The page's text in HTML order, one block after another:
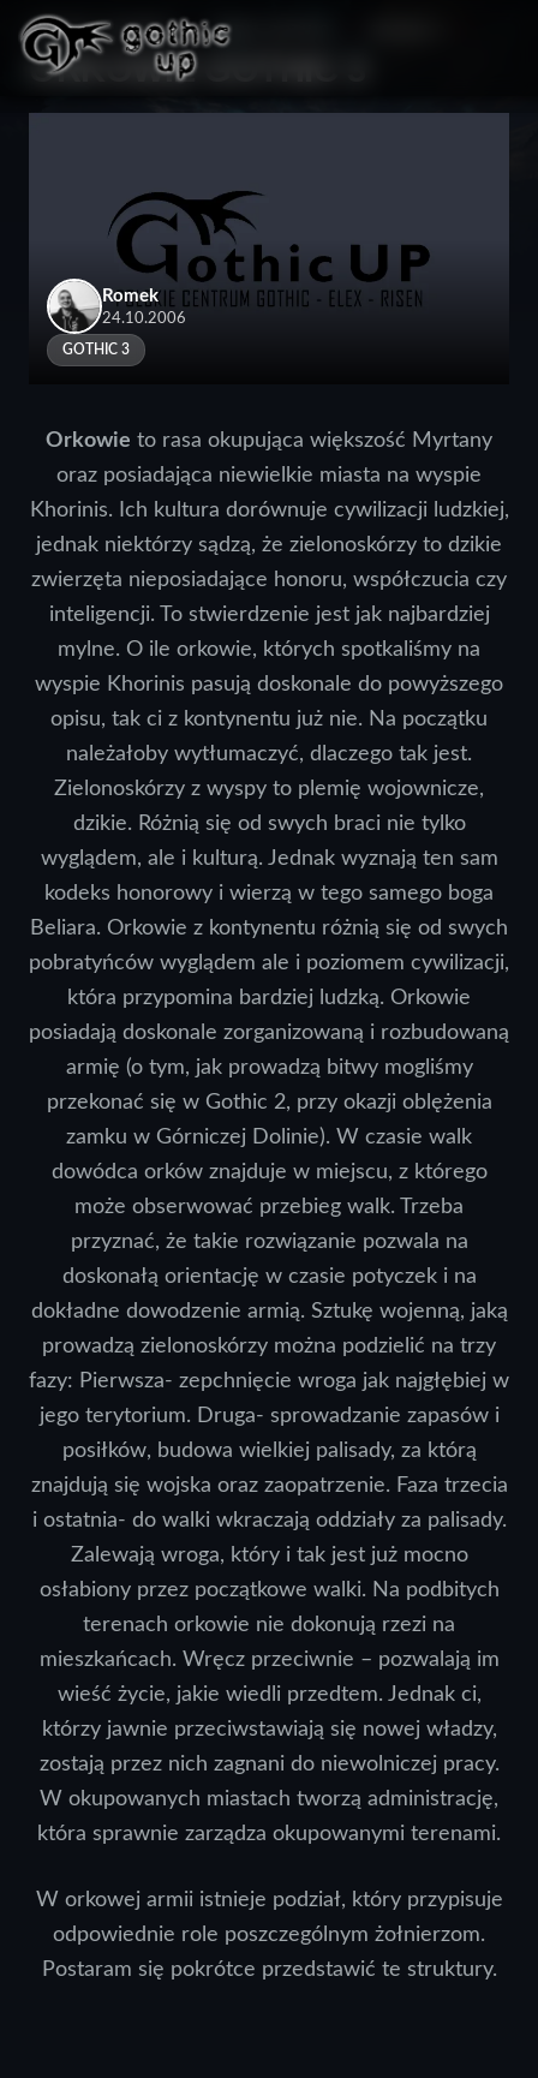
STRONA GŁÓWNA > SERIA GOTHIC
ORKOWIE GOTHIC 3
Romek
24.10.2006
GOTHIC 3
Orkowie to rasa okupująca większość Myrtany
oraz posiadająca niewielkie miasta na wyspie
Khorinis. Ich kultura dorównuje cywilizacji ludzkiej,
jednak niektórzy sądzą, że zielonoskórzy to dzikie
zwierzęta nieposiadające honoru, współczucia czy
inteligencji. To stwierdzenie jest jak najbardziej
mylne. O ile orkowie, których spotkaliśmy na
wyspie Khorinis pasują doskonale do powyższego
opisu, tak ci z kontynentu już nie. Na początku
należałoby wytłumaczyć, dlaczego tak jest.
Zielonoskórzy z wyspy to plemię wojownicze,
dzikie. Różnią się od swych braci nie tylko
wyglądem, ale i kulturą. Jednak wyznają ten sam
kodeks honorowy i wierzą w tego samego boga
Beliara. Orkowie z kontynentu różnią się od swych
pobratyńców wyglądem ale i poziomem cywilizacji,
która przypomina bardziej ludzką. Orkowie
posiadają doskonale zorganizowaną i rozbudowaną
armię (o tym, jak prowadzą bitwy mogliśmy
przekonać się w Gothic 2, przy okazji oblężenia
zamku w Górniczej Dolinie). W czasie walk
dowódca orków znajduje w miejscu, z którego
może obserwować przebieg walk. Trzeba
przyznać, że takie rozwiązanie pozwala na
doskonałą orientację w czasie potyczek i na
dokładne dowodzenie armią. Sztukę wojenną, jaką
prowadzą zielonoskórzy można podzielić na trzy
fazy: Pierwsza- zepchnięcie wroga jak najgłębiej w
jego terytorium. Druga- sprowadzanie zapasów i
posiłków, budowa wielkiej palisady, za którą
znajdują się wojska oraz zaopatrzenie. Faza trzecia
i ostatnia- do walki wkraczają oddziały za palisady.
Zalewają wroga, który i tak jest już mocno
osłabiony przez początkowe walki. Na podbitych
terenach orkowie nie dokonują rzezi na
mieszkańcach. Wręcz przeciwnie – pozwalają im
wieść życie, jakie wiedli przedtem. Jednak ci,
którzy jawnie przeciwstawiają się nowej władzy,
zostają przez nich zagnani do niewolniczej pracy.
W okupowanych miastach tworzą administrację,
która sprawnie zarządza okupowanymi terenami.
W orkowej armii istnieje podział, który przypisuje
odpowiednie role poszczególnym żołnierzom.
Postaram się pokrótce przedstawić te struktury.